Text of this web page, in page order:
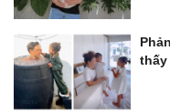
thấy